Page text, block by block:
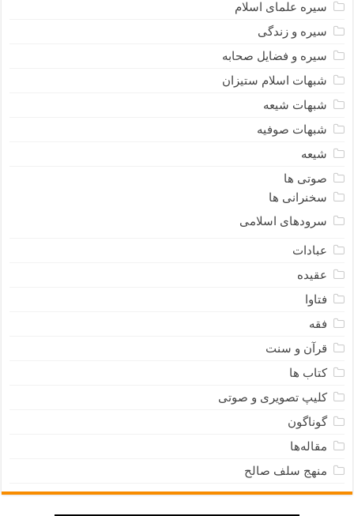
سیره علمای اسلام
سیره و زندگی
سیره و فضایل صحابه
شبهات اسلام ستیزان
شبهات شیعه
شبهات صوفیه
شیعه
صوتی ها
سخنرانی ها
سرودهای اسلامی
عبادات
عقیده
فتاوا
فقه
قرآن و سنت
کتاب ها
کلیپ تصویری و صوتی
گوناگون
مقاله‌ها
منهج سلف صالح